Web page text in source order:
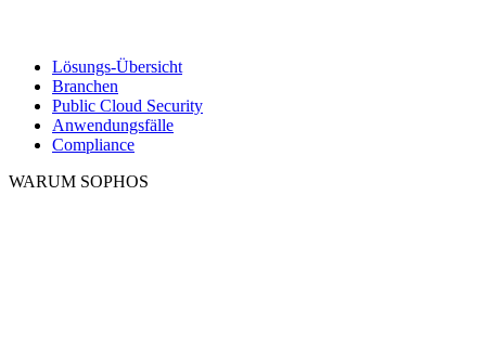
Lösungs-Übersicht
Branchen
Public Cloud Security
Anwendungsfälle
Compliance
WARUM SOPHOS